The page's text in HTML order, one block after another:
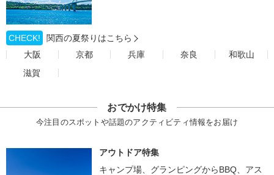
CHECK!
関西の夏祭りはこちら
大阪
京都 兵庫 奈良
和歌山
滋賀
おでかけ特集
今注目のスポットや話題のアクティビティ情報をお届け
アウトドア特集
キャンプ場、グランピングからBBQ、アス